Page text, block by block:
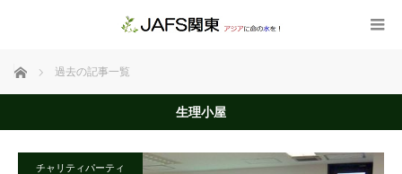
ホーム 過去の記事一覧
生理小屋
チャリティパーティ